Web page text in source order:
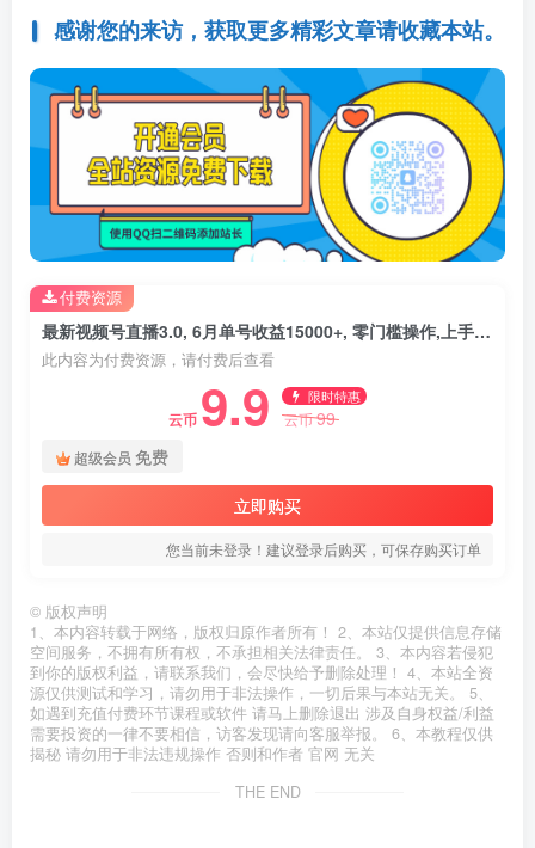
感谢您的来访，获取更多精彩文章请收藏本站。
最新视频号直播3.0, 6月单号收益15000+, 零门槛操作,上手即赚钱
此内容为付费资源，请付费后查看
云币 9.9 限时特惠
云币99
超级会员 免费
立即购买
您当前未登录！建议登录后购买，可保存购买订单
付费资源
© 版权声明
1、本内容转载于网络，版权归原作者所有！ 2、本站仅提供信息存储
空间服务，不拥有所有权，不承担相关法律责任。 3、本内容若侵犯
到你的版权利益，请联系我们，会尽快给予删除处理！ 4、本站全资
源仅供测试和学习，请勿用于非法操作，一切后果与本站无关。 5、
如遇到充值付费环节课程或软件 请马上删除退出 涉及自身权益/利益
需要投资的一律不要相信，访客发现请向客服举报。 6、本教程仅供
揭秘 请勿用于非法违规操作 否则和作者 官网 无关
THE END